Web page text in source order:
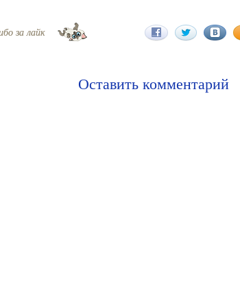
за лайк
Оставить комментарий